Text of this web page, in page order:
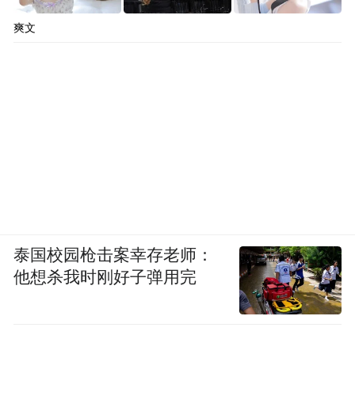
爽文
泰国校园枪击案幸存老师：
他想杀我时刚好子弹用完